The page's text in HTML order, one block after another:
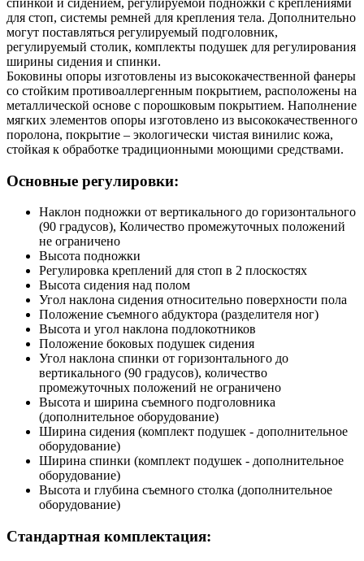
для стоп, системы ремней для крепления тела. Дополнительно
могут поставляться регулируемый подголовник,
регулируемый столик, комплекты подушек для регулирования
ширины сидения и спинки.
Боковины опоры изготовлены из высококачественной фанеры
со стойким противоаллергенным покрытием, расположены на
металлической основе с порошковым покрытием. Наполнение
мягких элементов опоры изготовлено из высококачественного
поролона, покрытие – экологически чистая винилис кожа,
стойкая к обработке традиционными моющими средствами.
Основные регулировки:
Наклон подножки от вертикального до горизонтального
(90 градусов), Количество промежуточных положений
не ограничено
Высота подножки
Регулировка креплений для стоп в 2 плоскостях
Высота сидения над полом
Угол наклона сидения относительно поверхности пола
Положение съемного абдуктора (разделителя ног)
Высота и угол наклона подлокотников
Положение боковых подушек сидения
Угол наклона спинки от горизонтального до
вертикального (90 градусов), количество
промежуточных положений не ограничено
Высота и ширина съемного подголовника
(дополнительное оборудование)
Ширина сидения (комплект подушек - дополнительное
оборудование)
Ширина спинки (комплект подушек - дополнительное
оборудование)
Высота и глубина съемного столка (дополнительное
оборудование)
Стандартная комплектация: